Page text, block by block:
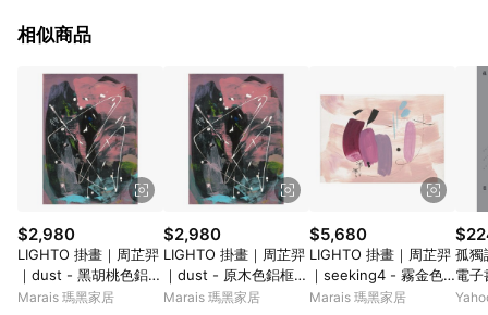
球嚴選、商城、專案商品、「草莓網」全館商品。 4. 如取消訂
回饋。 5. 點數回饋會扣除所有折扣優惠後之最終發票金額計算，
實際回饋請依LINE購物通知為主。 6. 訂單如有使用東森購物
ETMall站內之折扣優惠(包含但不限於東森幣、樂透金、東森現金
券等)，不具點數回饋資格。詳細請依東森購物ETMall之結帳頁面
顯示為準。 7. LINE購物設有「單一商品最高回饋點數」機制(特
殊活動時開放「回饋無上限」)，以同一訂單中同一商品不論件數
計算，並依訂單成立時間當下LINE購物所設定的回饋機制為準。
8. LINE購物為購物資訊整合性平台，商品資料更新會有時間差，
如顯示之商品規格、顏色、價位、贈品與東森購物ETMall銷售網
頁不符，以銷售網頁標示為準。 9. 若有贈點爭議，請務必於訂單
日期+180天以內至LINE購物客服洽詢；若超過180天(含)以上進
行申訴，恕無法贈點回饋。 10. 部分點數紅包僅限指定商品使
相似商品
$2,980
LIGHTO 掛畫｜周芷羿
｜dust - 黑胡桃色鋁
框-30 x 42cm
Marais 瑪黑家居
$2,980
LIGHTO 掛畫｜周芷羿
｜dust - 原木色鋁框-3
0 x 42cm
Marais 瑪黑家居
$5,680
LIGHTO 掛畫｜周芷羿
｜seeking4 - 霧金色
鋁框-50 x 70 cm
Marais 瑪黑家居
孤獨
電子